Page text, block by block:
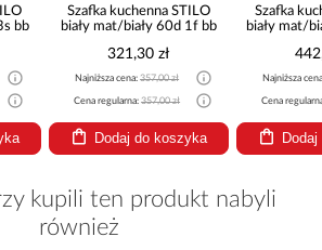
bb
Szafka kuchenna STILO
biały mat/biały 60d 1f bb
321,30 zł
Najniższa cena:357,00 zł
Cena regularna:357,00 zł
Dodaj do koszyka
Szafka
biały mat/
Najniższa
Cena
kupili ten produkt nabyli
również